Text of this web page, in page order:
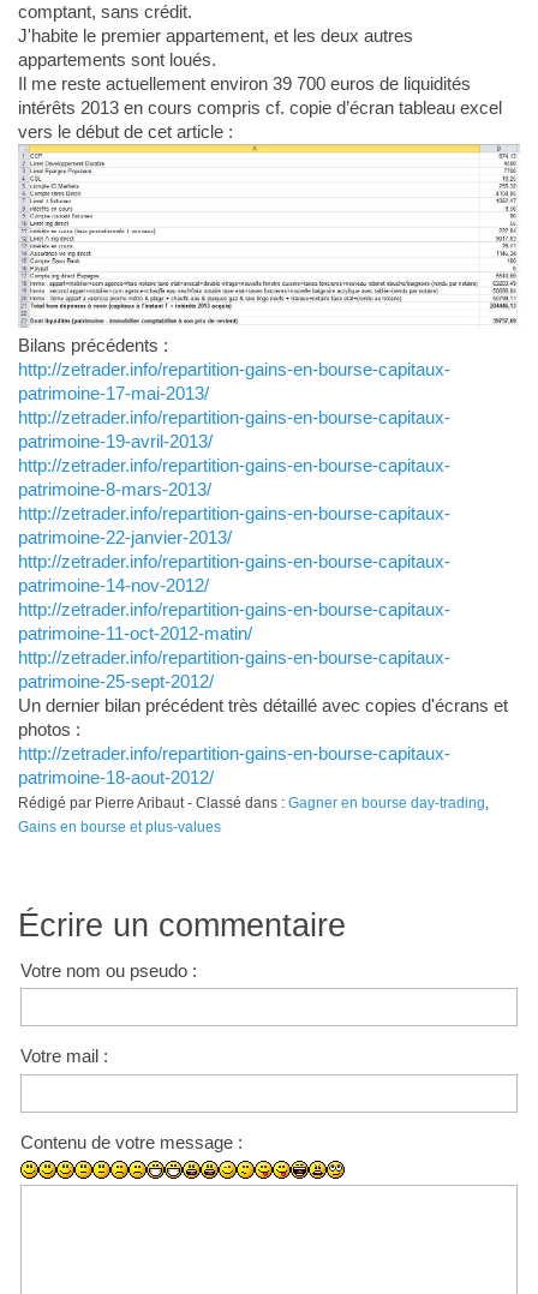
comptant, sans crédit.
J'habite le premier appartement, et les deux autres
appartements sont loués.
Il me reste actuellement environ 39 700 euros de liquidités
intérêts 2013 en cours compris cf. copie d’écran tableau excel
vers le début de cet article :
Bilans précédents :
http://zetrader.info/repartition-gains-en-bourse-capitaux-
patrimoine-17-mai-2013/
http://zetrader.info/repartition-gains-en-bourse-capitaux-
patrimoine-19-avril-2013/
http://zetrader.info/repartition-gains-en-bourse-capitaux-
patrimoine-8-mars-2013/
http://zetrader.info/repartition-gains-en-bourse-capitaux-
patrimoine-22-janvier-2013/
http://zetrader.info/repartition-gains-en-bourse-capitaux-
patrimoine-14-nov-2012/
http://zetrader.info/repartition-gains-en-bourse-capitaux-
patrimoine-11-oct-2012-matin/
http://zetrader.info/repartition-gains-en-bourse-capitaux-
patrimoine-25-sept-2012/
Un dernier bilan précédent très détaillé avec copies d'écrans et
photos :
http://zetrader.info/repartition-gains-en-bourse-capitaux-
patrimoine-18-aout-2012/
Rédigé par Pierre Aribaut - Classé dans : Gagner en bourse day-trading
Gains en bourse et plus-values
Écrire un commentaire
Votre nom ou pseudo :
Votre mail :
Contenu de votre message :